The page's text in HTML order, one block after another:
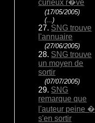
curieux r�ve
(17/05/2005)
(...)
27. SNG trouve
l'annuaire
(27/06/2005)
28. SNG trouve
un moyen de
sortir
(07/07/2005)
29. SNG
remarque que
l'auteur peine �
s'en sortir